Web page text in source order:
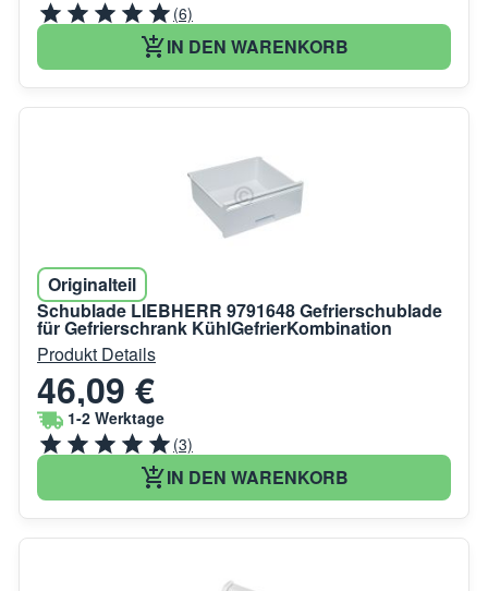
(6)
IN DEN WARENKORB
Originalteil
Schublade LIEBHERR 9791648 Gefrierschublade
für Gefrierschrank KühlGefrierKombination
Produkt Details
46,09 €
1-2 Werktage
(3)
IN DEN WARENKORB